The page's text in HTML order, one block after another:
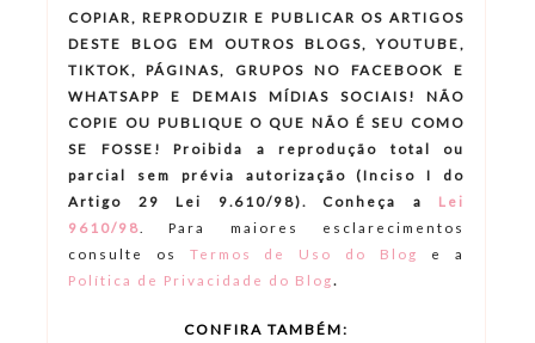
COPIAR, REPRODUZIR E PUBLICAR OS ARTIGOS
DESTE BLOG EM OUTROS BLOGS, YOUTUBE,
TIKTOK, PÁGINAS, GRUPOS NO FACEBOOK E
WHATSAPP E DEMAIS MÍDIAS SOCIAIS! NÃO
COPIE OU PUBLIQUE O QUE NÃO É SEU COMO
SE FOSSE! Proibida a reprodução total ou
parcial sem prévia autorização (Inciso I do
Artigo 29 Lei 9.610/98). Conheça a
Lei
9610/98
Para maiores esclarecimentos
consulte os Termos de Uso do Blog
e a
Política de Privacidade do Blog.
CONFIRA TAMBÉM: